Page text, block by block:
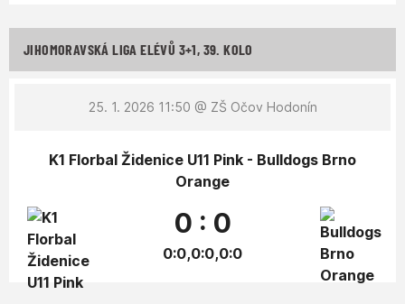
JIHOMORAVSKÁ LIGA ELÉVŮ 3+1, 39. KOLO
25. 1. 2026 11:50 @ ZŠ Očov Hodonín
K1 Florbal Židenice U11 Pink - Bulldogs Brno
Orange
0 : 0
0:0,0:0,0:0